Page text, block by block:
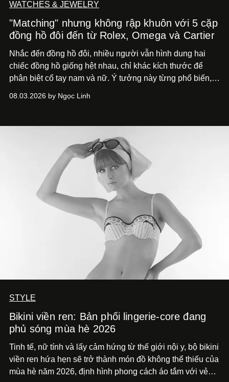
WATCHES & JEWELRY
"Matching" nhưng không rập khuôn với 5 cặp
đồng hồ đôi đến từ Rolex, Omega và Cartier
Nhắc đến đồng hồ đôi, nhiều người vẫn hình dung hai
chiếc đồng hồ giống hệt nhau, chỉ khác kích thước để
phân biệt cổ tay nam và nữ. Ý tưởng này từng phổ biến,
khá rập khuôn. Nói lời tạm biết hai phiên bản nam nữ
mải miết tìm kiếm sự đồng nhất tuyệt đối. Họ để những
đường nét, tỷ lệ và bảng màu nối liền hai thiết kế, dù mỗi
phiên bản vẫn mang linh hồn riêng.
08.03.2026 by Ngọc Linh
STYLE
Bikini viền ren: Bản phối lingerie-core đang
phủ sóng mùa hè 2026
Tinh tế, nữ tính và lấy cảm hứng từ thế giới nội y, bộ bikini
viền ren hứa hẹn sẽ trở thành món đồ không thể thiếu của
mùa hè năm 2026, định hình phong cách áo tắm với vẻ